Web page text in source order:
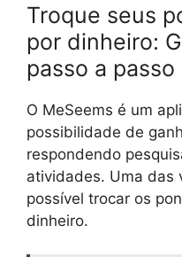
Troque seus
por dinheiro:
passo a passo
O MeSeems é um
possibilidade de
respondendo
atividades. Uma das
possível trocar os
dinheiro.